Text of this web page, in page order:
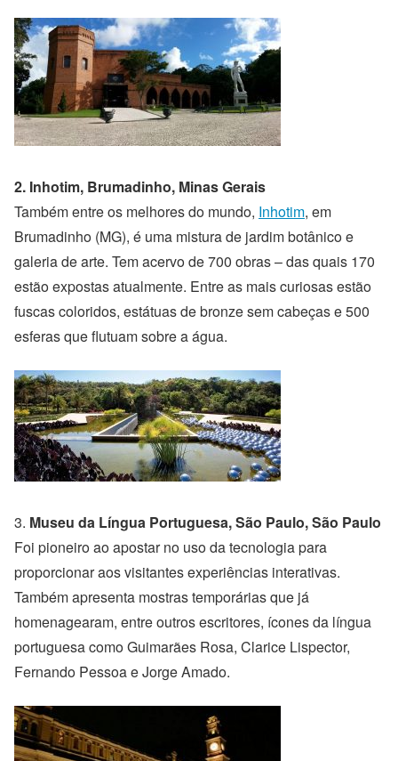
2. Inhotim, Brumadinho, Minas Gerais
Também entre os melhores do mundo, Inhotim, em
Brumadinho (MG), é uma mistura de jardim botânico e
galeria de arte. Tem acervo de 700 obras – das quais 170
estão expostas atualmente. Entre as mais curiosas estão
fuscas coloridos, estátuas de bronze sem cabeças e 500
esferas que flutuam sobre a água.
3. Museu da Língua Portuguesa, São Paulo, São Paulo
Foi pioneiro ao apostar no uso da tecnologia para
proporcionar aos visitantes experiências interativas.
Também apresenta mostras temporárias que já
homenagearam, entre outros escritores, ícones da língua
portuguesa como Guimarães Rosa, Clarice Lispector,
Fernando Pessoa e Jorge Amado.